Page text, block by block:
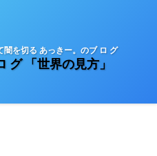
を切る あっきー。のブ ロ グ